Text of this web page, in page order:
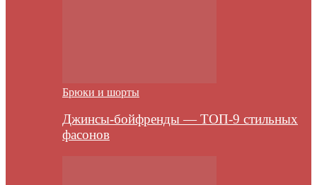
Брюки и шорты
Джинсы-бойфренды — ТОП-9 стильных
фасонов